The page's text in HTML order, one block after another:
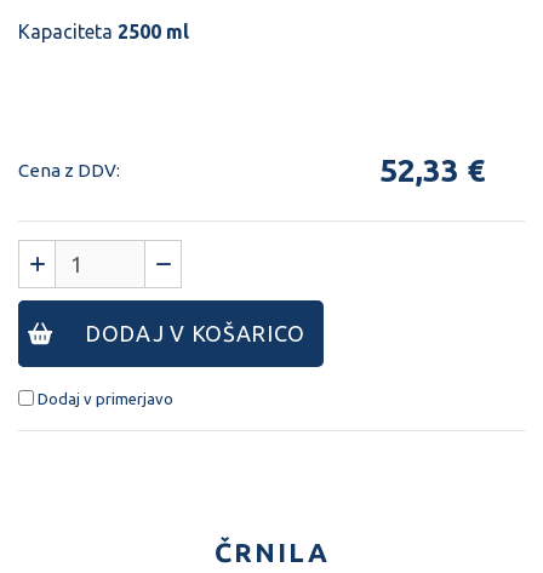
Kapaciteta 2500 ml
Cena z DDV: 52,33 €
DODAJ V KOŠARICO
Dodaj v primerjavo
ČRNILA